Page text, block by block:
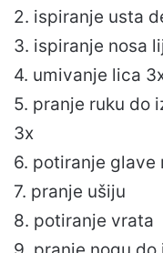
2. ispiranje usta
3. ispiranje nosa
4. umivanje lica
5. pranje ruku do
3x
6. potiranje glave
7. pranje ušiju
8. potiranje vrata